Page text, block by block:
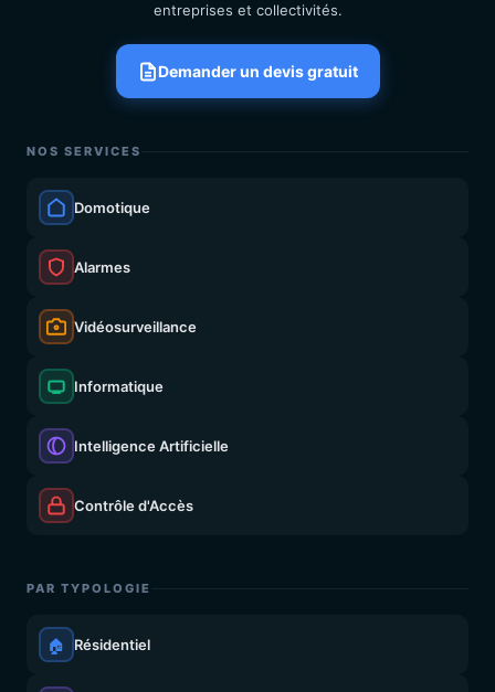
entreprises et collectivités.
Demander un devis gratuit
NOS SERVICES
Domotique
Alarmes
Vidéosurveillance
Informatique
Intelligence Artificielle
Contrôle d'Accès
PAR TYPOLOGIE
🏠 Résidentiel